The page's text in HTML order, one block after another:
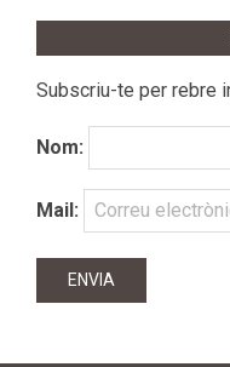
Subscriu-te per rebre
Nom:
Mail: